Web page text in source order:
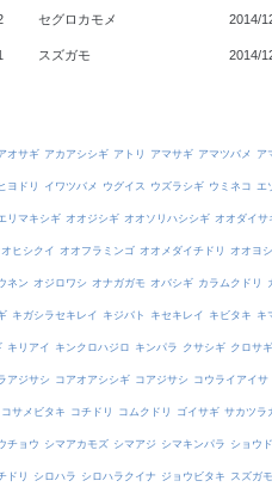
セグロカモメ 2014/
スズガモ 2014/
オサギ アカアシシギ アトリ アマサギ アマツバメ ア
ヨドリ イワツバメ ウグイス ウズラシギ ウミネコ エ
リマキシギ オオジシギ オオソリハシシギ オオダイサ
ヒシクイ オオフラミンゴ オオメダイチドリ オオヨ
ネン オジロワシ オナガガモ オバシギ カラムクドリ
キガシラセキレイ キジバト キセキレイ キビタキ キ
キリアイ キンクロハジロ キンパラ クサシギ クロサギ
アジサシ コアオアシシギ コアジサシ コウライアイサ
コサメビタキ コチドリ コムクドリ ゴイサギ サカツラ
チョウ シマアカモズ シマアジ シマキンパラ ショウ
ドリ シロハラ シロハラクイナ ジョウビタキ スズガモ